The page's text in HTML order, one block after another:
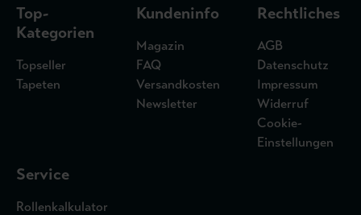
Top-
Kategorien
Topseller
Tapeten
Kundeninfo
Magazin
FAQ
Versandkosten
Newsletter
Rechtliches
AGB
Datenschutz
Impressum
Widerruf
Cookie-
Einstellungen
Service
Rollenkalkulator